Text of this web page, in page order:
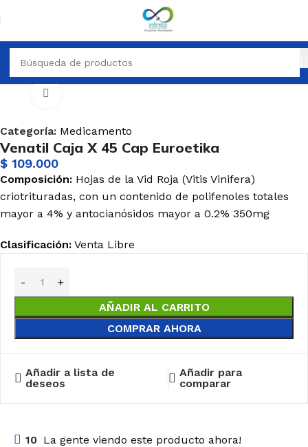
Inicio Medicamento
Categoría: Medicamento
Venatil Caja X 45 Cap Euroetika
$ 109.000
Composición: Hojas de la Vid Roja (Vitis Vinifera)
criotrituradas, con un contenido de polifenoles totales
mayor a 4% y antocianósidos mayor a 0.2% 350mg
Clasificación: Venta Libre
AÑADIR AL CARRITO
COMPRAR AHORA
Añadir a lista de
deseos
Añadir para
comparar
10 La gente viendo este producto ahora!